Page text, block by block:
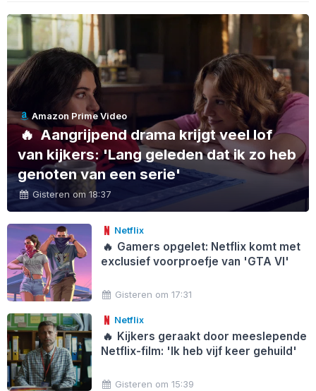
Amazon Prime Video
🔥Aangrijpend drama krijgt veel lof
van kijkers: 'Lang geleden dat ik zo heb
genoten van een serie'
Gisteren om 18:37
Netflix
🔥 Gamers opgelet: Netflix komt met
exclusief voorproefje van 'GTA VI'
Gisteren om 17:31
Netflix
🔥 Kijkers geraakt door meeslepende
Netflix-film: 'Ik heb vijf keer gehuild'
Gisteren om 15:39